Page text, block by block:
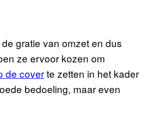
gratie van omzet en dus
ze ervoor kozen om
de coverte zetten in het kader
bedoeling, maar even